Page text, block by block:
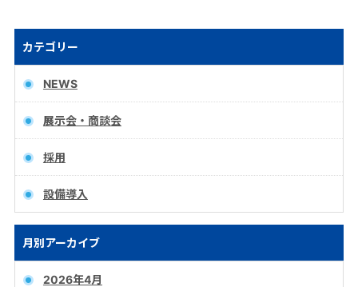
カテゴリー
NEWS
展示会・商談会
採用
設備導入
月別アーカイブ
2026年4月